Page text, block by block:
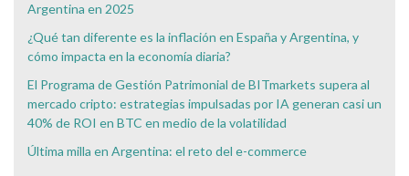
Argentina en 2025
¿Qué tan diferente es la inflación en España y Argentina, y
cómo impacta en la economía diaria?
El Programa de Gestión Patrimonial de BITmarkets supera al
mercado cripto: estrategias impulsadas por IA generan casi un
40% de ROI en BTC en medio de la volatilidad
Última milla en Argentina: el reto del e-commerce